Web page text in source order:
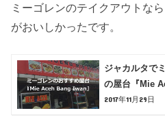
ミーゴレンのテイクアウトな
がおいしかったです。
ジャカルタで
の屋台『Mie
2017年11月29日